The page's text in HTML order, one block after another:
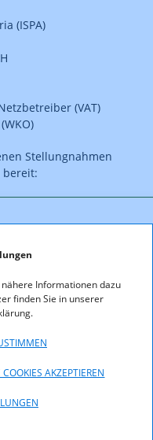
Informationen dazu
finden Sie in unserer
AKZEPTIEREN
(ISPA)
(VAT)
Stellungnahmen
bereit:
(pdf,
(pdf,
(pdf,